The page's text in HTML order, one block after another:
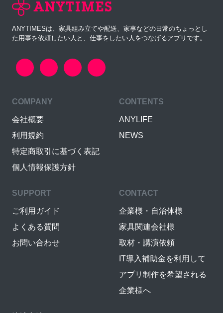
ANYTIMESは、家具組み立てや配送、家事などの日常のちょっとし
た用事を依頼したい人と、仕事をしたい人をつなげるアプリです。
COMPANY
会社概要
利用規約
特定商取引に基づく表記
個人情報保護方針
CONTENTS
ANYLIFE
NEWS
SUPPORT
ご利用ガイド
よくある質問
お問い合わせ
CONTACT
企業様・自治体様
家具関連会社様
取材・講演依頼
IT導入補助金を利用して
アプリ制作を希望される
企業様へ